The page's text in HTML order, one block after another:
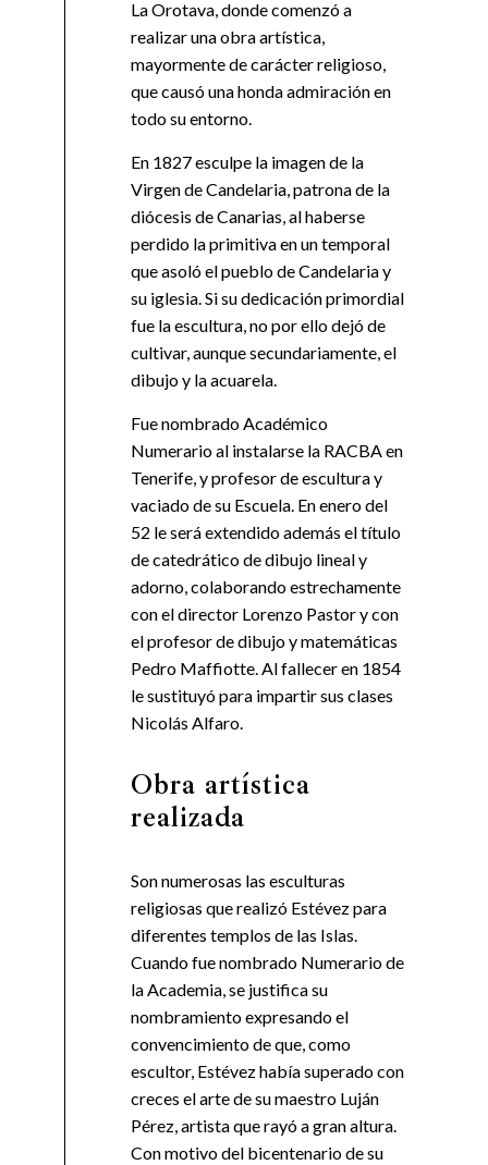
La Orotava, donde comenzó a
realizar una obra artística,
mayormente de carácter religioso,
que causó una honda admiración en
todo su entorno.
En 1827 esculpe la imagen de la
Virgen de Candelaria, patrona de la
diócesis de Canarias, al haberse
perdido la primitiva en un temporal
que asoló el pueblo de Candelaria y
su iglesia. Si su dedicación primordial
fue la escultura, no por ello dejó de
cultivar, aunque secundariamente, el
dibujo y la acuarela.
Fue nombrado Académico
Numerario al instalarse la RACBA en
Tenerife, y profesor de escultura y
vaciado de su Escuela. En enero del
52 le será extendido además el título
de catedrático de dibujo lineal y
adorno, colaborando estrechamente
con el director Lorenzo Pastor y con
el profesor de dibujo y matemáticas
Pedro Maffiotte. Al fallecer en 1854
le sustituyó para impartir sus clases
Nicolás Alfaro.
Obra artística
realizada
Son numerosas las esculturas
religiosas que realizó Estévez para
diferentes templos de las Islas.
Cuando fue nombrado Numerario de
la Academia, se justifica su
nombramiento expresando el
convencimiento de que, como
escultor, Estévez había superado con
creces el arte de su maestro Luján
Pérez, artista que rayó a gran altura.
Con motivo del bicentenario de su